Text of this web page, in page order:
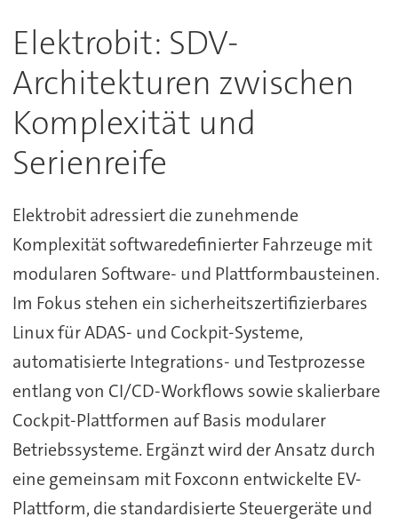
Elektrobit: SDV-
Architekturen zwischen
Komplexität und
Serienreife
Elektrobit adressiert die zunehmende
Komplexität softwaredefinierter Fahrzeuge mit
modularen Software- und Plattformbausteinen.
Im Fokus stehen ein sicherheitszertifizierbares
Linux für ADAS- und Cockpit-Systeme,
automatisierte Integrations- und Testprozesse
entlang von CI/CD-Workflows sowie skalierbare
Cockpit-Plattformen auf Basis modularer
Betriebssysteme. Ergänzt wird der Ansatz durch
eine gemeinsam mit Foxconn entwickelte EV-
Plattform, die standardisierte Steuergeräte und